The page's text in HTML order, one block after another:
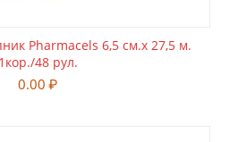
Pharmacels 6,5 см.х 27,5 м.
1кор./48 рул.
0.00 ₽